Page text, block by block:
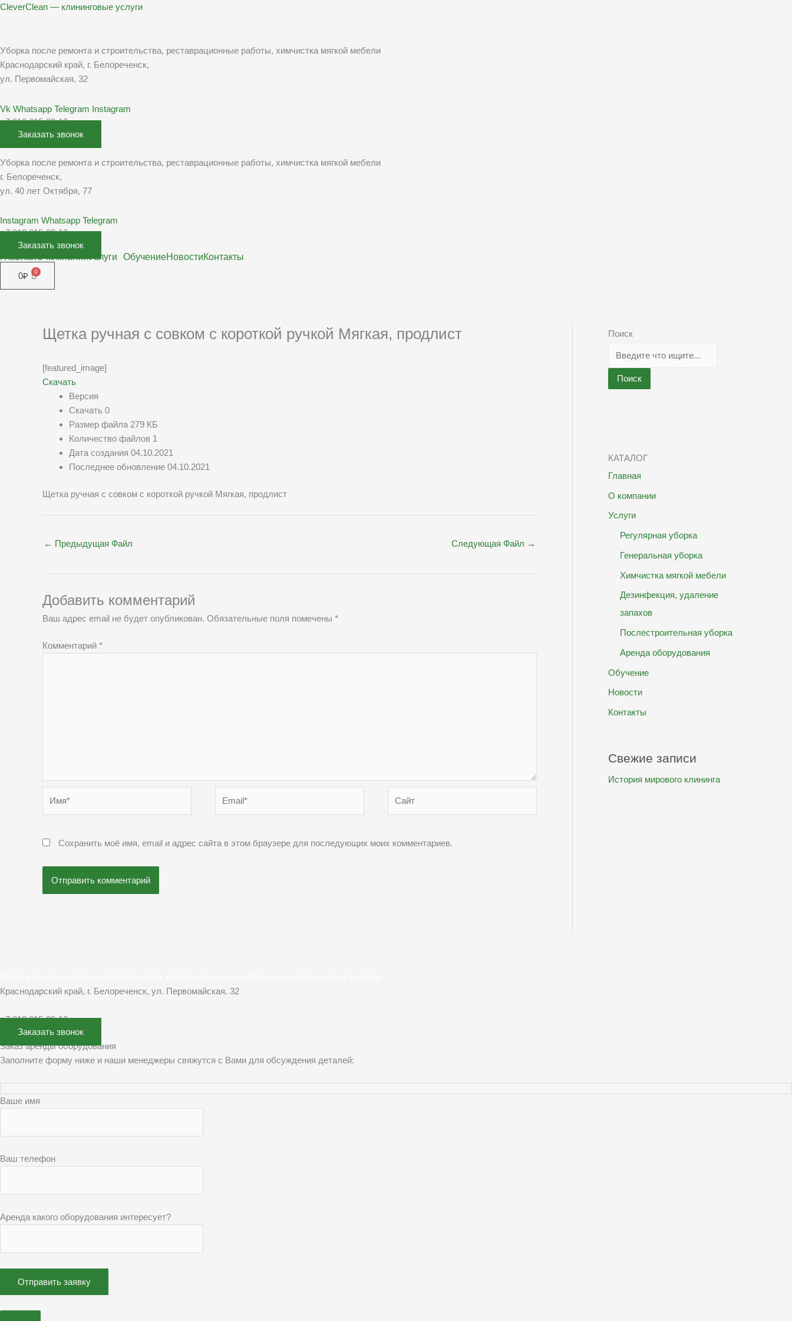
Перейти
CleverClean — клининговые услуги
Уборка после ремонта и строительства, реставрационные работы, химчистка мягкой мебели
Краснодарский край, г. Белореченск,
ул. Первомайская, 32
Vk Whatsapp Telegram Instagram
+7 918 015-00-13
Заказать звонок
Уборка после ремонта и строительства, реставрационные работы, химчистка мягкой мебели
г. Белореченск,
ул. 40 лет Октября, 77
Instagram Whatsapp Telegram
+7 918 015-00-13
Заказать звонок
ГлавнаяО компанииУслуги ОбучениеНовостиКонтакты
0₽
Щетка ручная с совком с короткой ручкой Мягкая, продлист
[featured_image]
Скачать
Версия
Скачать 0
Размер файла 279 КБ
Количество файлов 1
Дата создания 04.10.2021
Последнее обновление 04.10.2021
Щетка ручная с совком с короткой ручкой Мягкая, продлист
← Предыдущая Файл Следующая Файл →
Добавить комментарий
Ваш адрес email не будет опубликован. Обязательные поля помечены *
Комментарий *
Сохранить моё имя, email и адрес сайта в этом браузере для последующих моих комментариев.
Поиск
Поиск
КАТАЛОГ
Главная
О компании
Услуги
Регулярная уборка
Генеральная уборка
Химчистка мягкой мебели
Дезинфекция, удаление
запахов
Послестроительная уборка
Аренда оборудования
Обучение
Новости
Контакты
Свежие записи
История мирового клининга
Краснодарский край, г. Белореченск, ул. Первомайская. 32
+7 918 015-00-13
Заказать звонок
Заказ аренды оборудования
Заполните форму ниже и наши менеджеры свяжутся с Вами для обсуждения деталей:
Ваше имя
Ваш телефон
Аренда какого оборудования интересует?